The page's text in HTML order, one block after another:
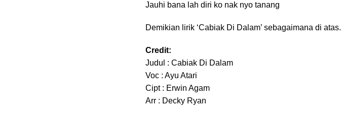
Jauhi bana lah diri ko nak nyo tanang
Demikian lirik ‘Cabiak Di Dalam’ sebagaimana di atas.
Credit:
Judul : Cabiak Di Dalam
Voc : Ayu Atari
Cipt : Erwin Agam
Arr : Decky Ryan